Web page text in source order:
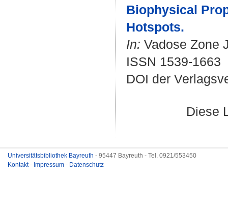
Biophysical
Hotspots.
In: Vadose Zone
ISSN 1539-1663
DOI der
Diese
Universitätsbibliothek Bayreuth - 95447 Bayreuth - Tel. 0921/553450
Kontakt- Impressum - Datenschutz